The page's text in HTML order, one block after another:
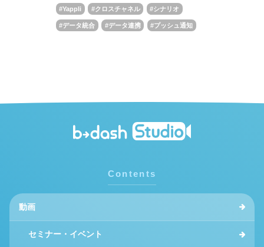
Yappli クロスチャネル シナリオ
データ統合 データ連携 プッシュ通知
Contents
動画
セミナー・イベント